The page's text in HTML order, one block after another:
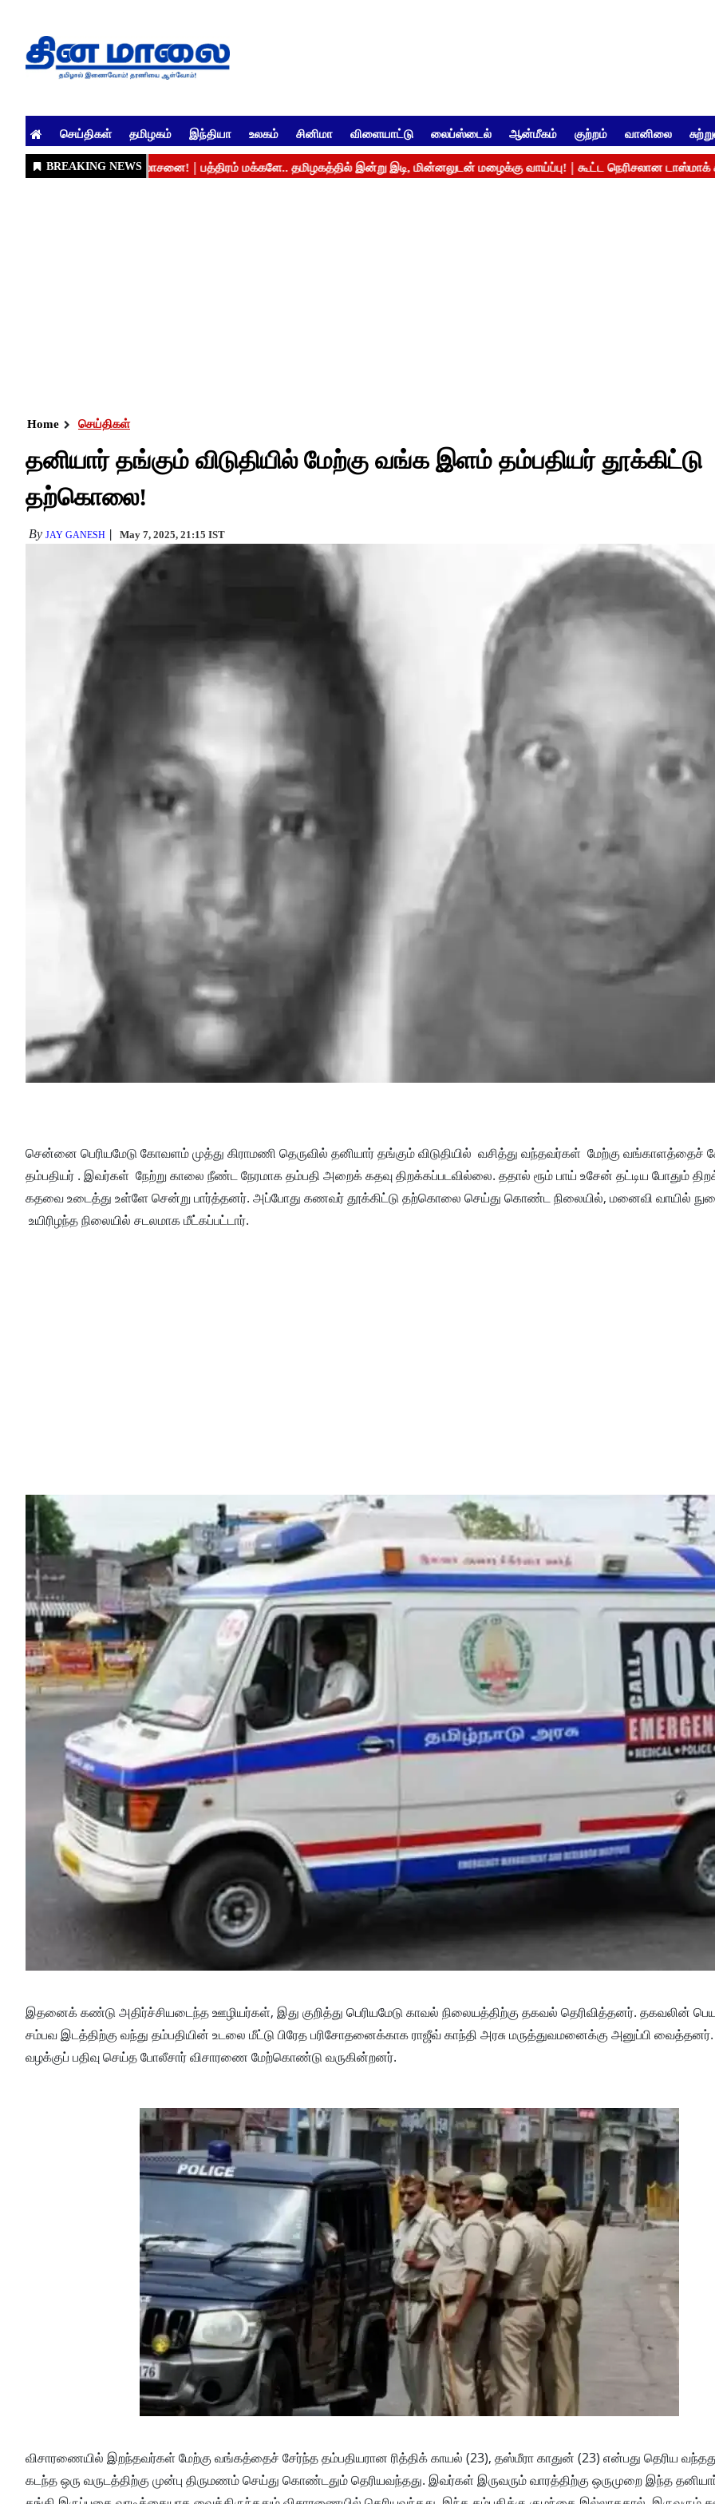
செய்திகள் தமிழகம் இந்தியா உலகம் சினிமா விளையாட்டு லைப்ஸ்டைல் ஆன்மீகம் குற்றம் வானிலை
Home செய்திகள்
தனியார் தங்கும் விடுதியில் மேற்கு வங்க இளம் தம்பதியர் தூக்கிட்டு
தற்கொலை!
By JAY GANESH May 7, 2025, 21:15 IST
சென்னை பெரியமேடு கோவளம் முத்து கிராமணி தெருவில் தனியார் தங்கும் விடுதியில் வசித்து வந்தவர்கள் மேற்கு வங்காளத்தைச்
தம்பதியர் . இவர்கள் நேற்று காலை நீண்ட நேரமாக தம்பதி அறைக் கதவு திறக்கப்படவில்லை. ததால் ரூம் பாய் உசேன் தட்டிய போதும்
கதவை உடைத்து உள்ளே சென்று பார்த்தனர். அப்போது கணவர் தூக்கிட்டு தற்கொலை செய்து கொண்ட நிலையில், மனைவி வாயில்
உயிரிழந்த நிலையில் சடலமாக மீட்கப்பட்டார்.
இதனைக் கண்டு அதிர்ச்சியடைந்த ஊழியர்கள், இது குறித்து பெரியமேடு காவல் நிலையத்திற்கு தகவல் தெரிவித்தனர். தகவலின்
சம்பவ இடத்திற்கு வந்து தம்பதியின் உடலை மீட்டு பிரேத பரிசோதனைக்காக ராஜீவ் காந்தி அரசு மருத்துவமனைக்கு அனுப்பி
வழக்குப் பதிவு செய்த போலீசார் விசாரணை மேற்கொண்டு வருகின்றனர்.
விசாரணையில் இறந்தவர்கள் மேற்கு வங்கத்தைச் சேர்ந்த தம்பதியரான ரித்திக் காயல் (23), தஸ்மீரா காதுன் (23) என்பது தெரிய
கடந்த ஒரு வருடத்திற்கு முன்பு திருமணம் செய்து கொண்டதும் தெரியவந்தது. இவர்கள் இருவரும் வாரத்திற்கு ஒருமுறை இந்த தனியார்